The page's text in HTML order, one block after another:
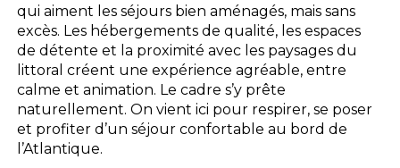
qui aiment les séjours bien aménagés, mais sans
excès. Les hébergements de qualité, les espaces
de détente et la proximité avec les paysages du
littoral créent une expérience agréable, entre
calme et animation. Le cadre s’y prête
naturellement. On vient ici pour respirer, se poser
et profiter d’un séjour confortable au bord de
l’Atlantique.